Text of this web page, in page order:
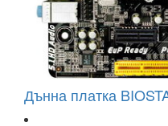
Дънна платка